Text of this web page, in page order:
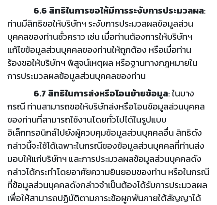
6.6 สิทธิในการขอให้มีการระงับการประมวลผล:
ท่านมีสิทธิขอให้บริษัทฯ ระงับการประมวลผลข้อมูลส่วน
บุคคลของท่านชั่วคราว เช่น เมื่อท่านต้องการให้บริษัทฯ
แก้ไขข้อมูลส่วนบุคคลของท่านให้ถูกต้อง หรือเมื่อท่าน
ร้องขอให้บริษัทฯ พิสูจน์เหตุผล หรือฐานทางกฎหมายใน
การประมวลผลข้อมูลส่วนบุคคลของท่าน
6.7 สิทธิในการส่งหรือโอนย้ายข้อมูล: ในบาง
กรณี ท่านสามารถขอให้บริษัทส่งหรือโอนข้อมูลส่วนบุคคล
ของท่านที่สามารถใช้งานโดยทั่วไปได้ในรูปแบบ
อิเล็กทรอนิกส์ไปยังผู้ควบคุมข้อมูลส่วนบุคคลอื่น สิทธิดัง
กล่าวนี้จะใช้ได้เฉพาะในกรณีของข้อมูลส่วนบุคคลที่ท่านส่ง
มอบให้แก่บริษัทฯ และการประมวลผลข้อมูลส่วนบุคคลดัง
กล่าวได้กระทำโดยอาศัยความยินยอมของท่าน หรือในกรณี
ที่ข้อมูลส่วนบุคคลดังกล่าวจำเป็นต้องได้รับการประมวลผล
เพื่อให้สามารถปฏิบัติตามภาระข้อผูกพันภายใต้สัญญาได้